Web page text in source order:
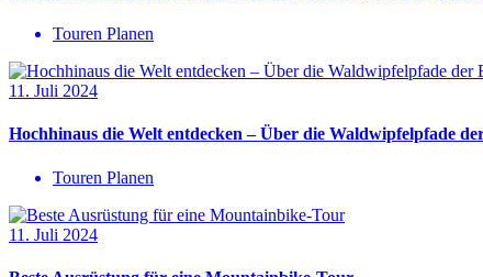
Touren Planen
11. Juli 2024
Hochhinaus die Welt entdecken – Über die Waldwipfelpfade
Touren Planen
11. Juli 2024